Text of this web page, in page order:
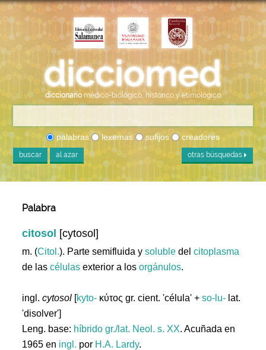
diccionario médico-biológico, histórico y etimológico
palabras lexemas sufijos creadores
buscar al azar otras búsquedas
Palabra
citosol [cytosol]
m. (Citol.). Parte semifluida ysoluble delcitoplasma
de lascélulas exterior a losorgánulos.
ingl.cytosol [kyto- κύτος gr. cient. 'célula' +so-lu- lat.
'disolver']
Leng. base: híbrido gr./lat. Neol. s. XX. Acuñada en
1965 en ingl. por H.A. Lardy.